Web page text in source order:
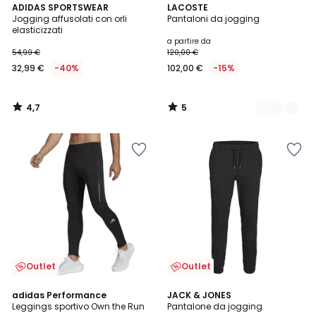
ADIDAS SPORTSWEAR
Jogging affusolati con orli
elasticizzati
54,99 €
32,99 € -40%
4,7
/ 5
4,7
/
LACOSTE
Pantaloni da jogging
a partire da
120,00 €
102,00 € -15%
5
/
4
Colori
5
/
Outlet
adidas Performance
Leggings sportivo Own the Run
4,7
/ 5
Outlet
JACK & JONES
Pantalone da jogging
4,7
/ 5
3
Colori